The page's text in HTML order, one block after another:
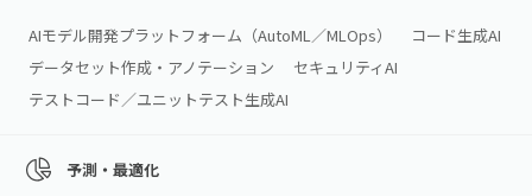
AIモデル開発プラットフォーム（AutoML／MLOps）
コード生成AI
データセット作成・アノテーション
セキュリティAI
テストコード／ユニットテスト生成AI
予測・最適化